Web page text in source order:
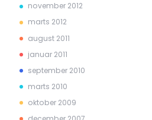
november 2012
marts 2012
august 2011
januar 2011
september 2010
marts 2010
oktober 2009